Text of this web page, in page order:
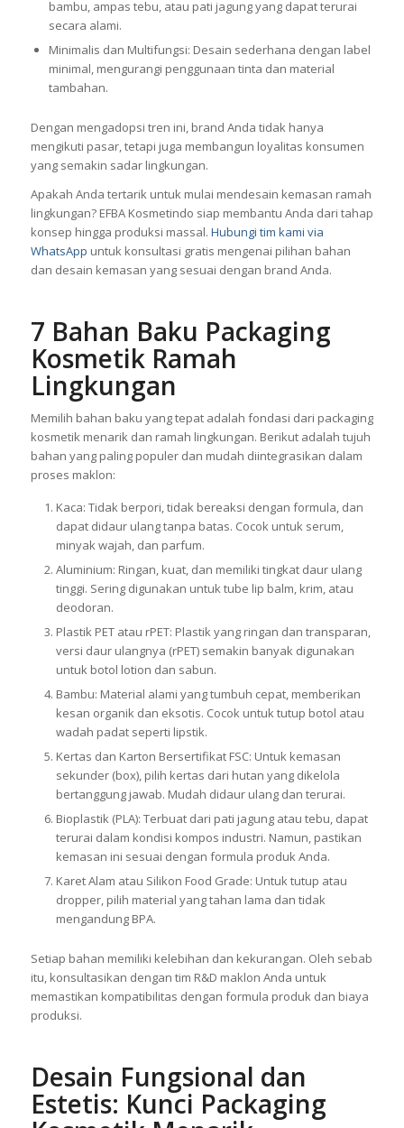
bambu, ampas tebu, atau pati jagung yang dapat terurai
secara alami.
Minimalis dan Multifungsi: Desain sederhana dengan label
minimal, mengurangi penggunaan tinta dan material
tambahan.
Dengan mengadopsi tren ini, brand Anda tidak hanya
mengikuti pasar, tetapi juga membangun loyalitas konsumen
yang semakin sadar lingkungan.
Apakah Anda tertarik untuk mulai mendesain kemasan ramah
lingkungan? EFBA Kosmetindo siap membantu Anda dari tahap
konsep hingga produksi massal. Hubungi tim kami via
WhatsApp untuk konsultasi gratis mengenai pilihan bahan
dan desain kemasan yang sesuai dengan brand Anda.
7 Bahan Baku Packaging
Kosmetik Ramah
Lingkungan
Memilih bahan baku yang tepat adalah fondasi dari packaging
kosmetik menarik dan ramah lingkungan. Berikut adalah tujuh
bahan yang paling populer dan mudah diintegrasikan dalam
proses maklon:
Kaca: Tidak berpori, tidak bereaksi dengan formula, dan
dapat didaur ulang tanpa batas. Cocok untuk serum,
minyak wajah, dan parfum.
Aluminium: Ringan, kuat, dan memiliki tingkat daur ulang
tinggi. Sering digunakan untuk tube lip balm, krim, atau
deodoran.
Plastik PET atau rPET: Plastik yang ringan dan transparan,
versi daur ulangnya (rPET) semakin banyak digunakan
untuk botol lotion dan sabun.
Bambu: Material alami yang tumbuh cepat, memberikan
kesan organik dan eksotis. Cocok untuk tutup botol atau
wadah padat seperti lipstik.
Kertas dan Karton Bersertifikat FSC: Untuk kemasan
sekunder (box), pilih kertas dari hutan yang dikelola
bertanggung jawab. Mudah didaur ulang dan terurai.
Bioplastik (PLA): Terbuat dari pati jagung atau tebu, dapat
terurai dalam kondisi kompos industri. Namun, pastikan
kemasan ini sesuai dengan formula produk Anda.
Karet Alam atau Silikon Food Grade: Untuk tutup atau
dropper, pilih material yang tahan lama dan tidak
mengandung BPA.
Setiap bahan memiliki kelebihan dan kekurangan. Oleh sebab
itu, konsultasikan dengan tim R&D maklon Anda untuk
memastikan kompatibilitas dengan formula produk dan biaya
produksi.
Desain Fungsional dan
Estetis: Kunci Packaging